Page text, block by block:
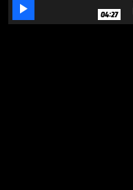
 04:27